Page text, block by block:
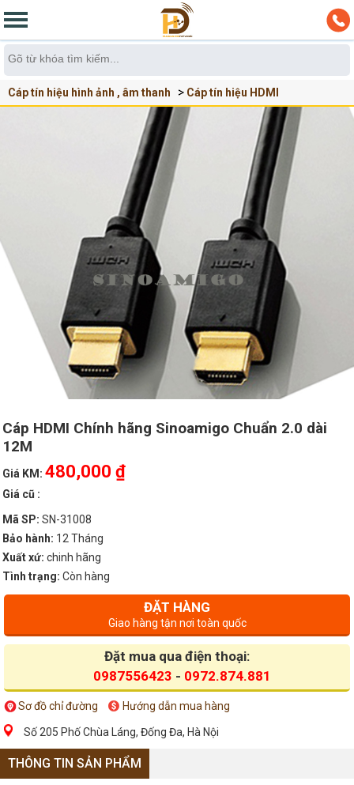
Cáp tín hiệu hình ảnh , âm thanh Cáp tín hiệu HDMI
Cáp HDMI Chính hãng Sinoamigo Chuẩn 2.0 dài
12M
Giá KM: 480,000 ₫
Giá cũ :
Mã SP: SN-31008
Bảo hành: 12 Tháng
Xuất xứ: chinh hãng
Tình trạng: Còn hàng
ĐẶT HÀNG
Giao hàng tận nơi toàn quốc
Đặt mua qua điện thoại:
0987556423 - 0972.874.881
Sơ đồ chỉ đường Hướng dẫn mua hàng
Số 205 Phố Chùa Láng, Đống Đa, Hà Nội
THÔNG TIN SẢN PHẨM